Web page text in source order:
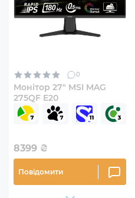
0
Монітор 27" MSI MAG
275QF E20
8399 ₴
Повідомити